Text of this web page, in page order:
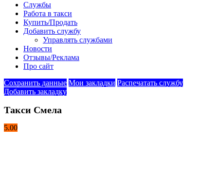
Службы
Работа в такси
Купить/Продать
Добавить службу
Управлять службами
Новости
Отзывы/Реклама
Про сайт
Сохранить данные Мои закладки Распечатать службу
Добавить закладку
Такси Смела
5.00